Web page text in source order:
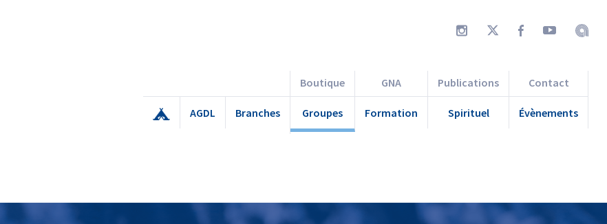
AGDL Branches
Boutique
Groupes
GNA
Formation
Publications
Spirituel
Contact
Évènements